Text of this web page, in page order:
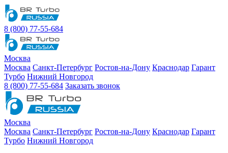
8 (800) 77-55-684
Москва
Москва Санкт-Петербург Ростов-на-Дону Краснодар Гарант
Турбо Нижний Новгород
8 (800) 77-55-684 Заказать звонок
Москва
Москва Санкт-Петербург Ростов-на-Дону Краснодар Гарант
Турбо Нижний Новгород